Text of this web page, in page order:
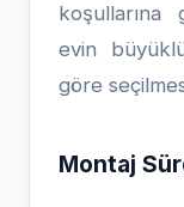
koşullarına
evin
göre
Montaj